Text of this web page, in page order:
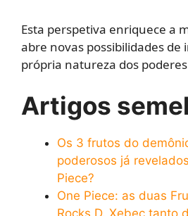
Esta perspetiva enriquece a
abre novas possibilidades de
própria natureza dos
Artigos
Os 3 frutos do
poderosos já
Piece?
One Piece: as duas